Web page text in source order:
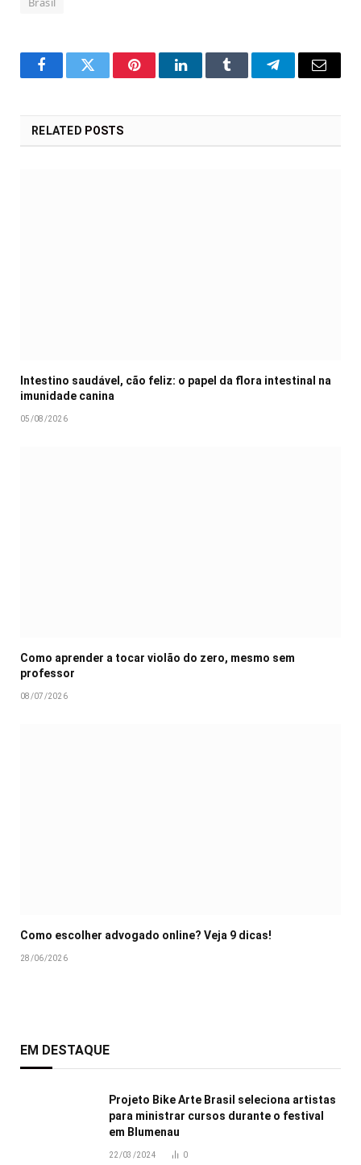
FacebookTwitter PinterestLinkedInTumblr TelegramEmail
RELATED POSTS
Intestino saudável, cão feliz: o papel da flora intestinal na
imunidade canina
05/08/2026
Como aprender a tocar violão do zero, mesmo sem
professor
08/07/2026
Como escolher advogado online? Veja 9 dicas!
28/06/2026
EM DESTAQUE
Projeto Bike Arte Brasil seleciona artistas
para ministrar cursos durante o festival
em Blumenau
22/03/2024 0